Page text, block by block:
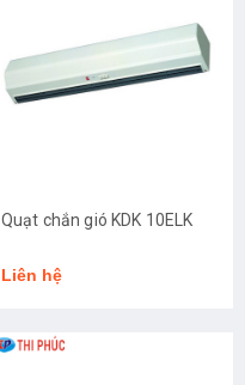
Quạt chắn gió KDK 10ELK
Liên hệ